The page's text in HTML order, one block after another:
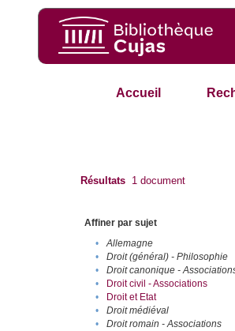
Accueil
Résultats 1 document
Affiner par sujet
•
Allemagne
•
Droit (général) - Philosophie
•
Droit canonique -
•
Droit civil - Associations
•
Droit et Etat
•
Droit médiéval
•
Droit romain - Associations